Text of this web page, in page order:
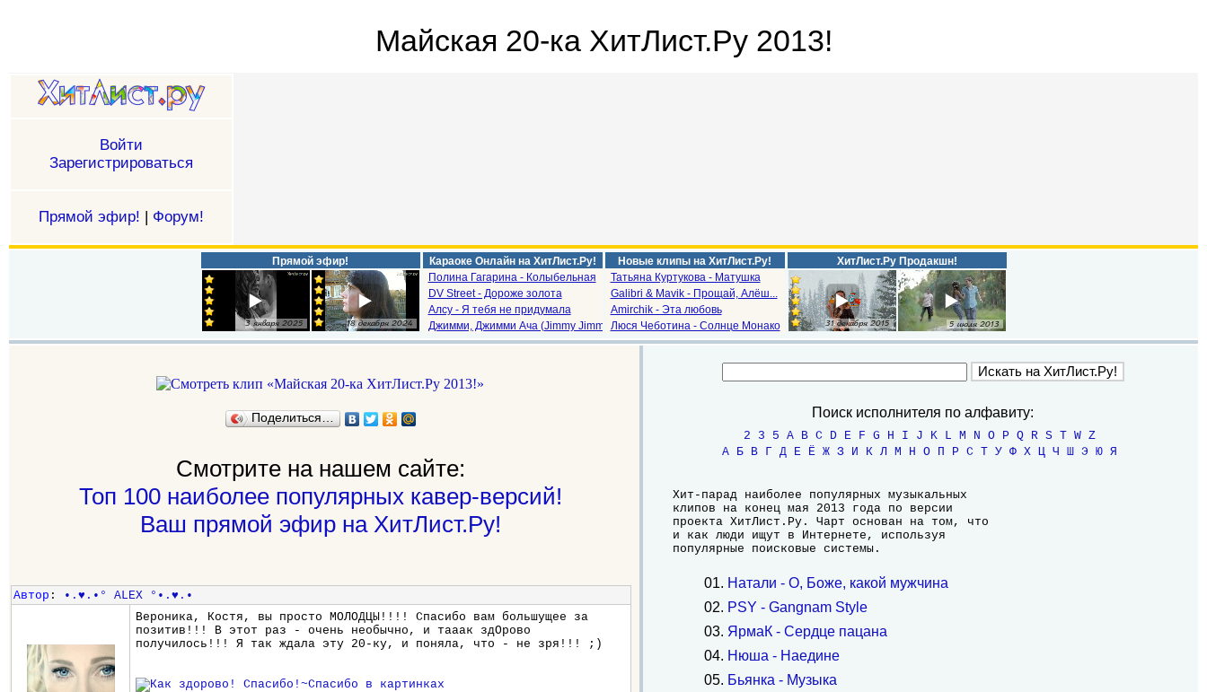
Майская 20-ка ХитЛист.Ру 2013!
Войти
Зарегистрироваться
Прямой эфир! | Форум!
Прямой эфир!
Караоке Онлайн на ХитЛист.Ру!
Полина Гагарина - Колыбельная
DV Street - Дороже золота
Алсу - Я тебя не придумала
Джимми, Джимми Ача (Jimmy Jimm...
Новые клипы на ХитЛист.Ру!
Татьяна Куртукова - Матушка
Galibri & Mavik - Прощай, Алёш...
Amirchik - Эта любовь
Люся Чеботина - Солнце Монако
ХитЛист.Ру Продакшн!
Поделиться…
Смотрите на нашем сайте:
Топ 100 наиболее популярных кавер-версий!
Ваш прямой эфир на ХитЛист.Ру!
Автор :
•.♥.•° ALEX °•.♥.•
Вероника, Костя, вы просто МОЛОДЦЫ!!!! Спасибо вам большущее за
позитив!!! В этот раз - очень необычно, и тааак здОрово
получилось!!! Я так ждала эту 20-ку, и поняла, что - не зря!!! ;)
Поиск исполнителя по алфавиту:
2 3 5 A B C D E F G H I J K L M N O P Q R S T W Z
А
Б В Г Д Е Ё Ж З И К Л М Н О П Р С Т У Ф Х Ц Ч Ш Э Ю Я
Хит-парад наиболее популярных музыкальных
клипов на конец мая 2013 года по версии
проекта ХитЛист.Ру. Чарт основан на том, что
и как люди ищут в Интернете, используя
популярные поисковые системы.
01. Натали - О, Боже, какой мужчина
02. PSY - Gangnam Style
03. ЯрмаК - Сердце пацана
04. Нюша - Наедине
05. Бьянка - Музыка